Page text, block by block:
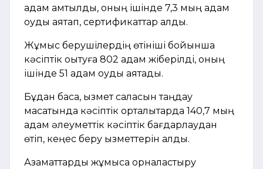
адам қамтылды, оның ішінде 7,3 мың адам
оқуды аяқтап, сертификаттар алды.
Жұмыс берушілердің өтініші бойынша
кәсіптік оқытуға 802 адам жіберілді, оның
ішінде 51 адам оқуды аяқтады.
Бұдан басқа, қызмет саласын таңдау
мақсатында кәсіптік орталықтарда 140,7 мың
адам әлеуметтік кәсіптік бағдарлаудан
өтіп, кеңес беру қызметтерін алды.
Азаматтарды жұмысқа орналастыру